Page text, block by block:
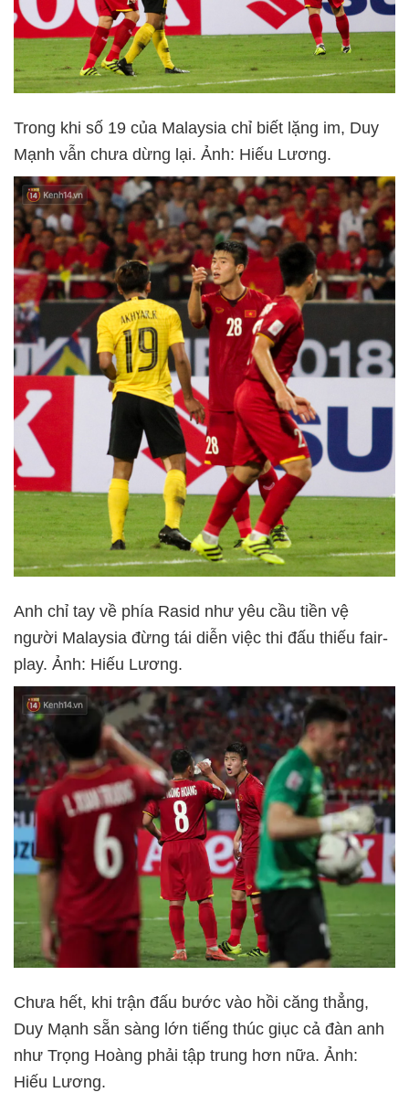
Trong khi số 19 của Malaysia chỉ biết lặng im, Duy
Mạnh vẫn chưa dừng lại. Ảnh: Hiếu Lương.
Anh chỉ tay về phía Rasid như yêu cầu tiền vệ
người Malaysia đừng tái diễn việc thi đấu thiếu fair-
play. Ảnh: Hiếu Lương.
Chưa hết, khi trận đấu bước vào hồi căng thẳng,
Duy Mạnh sẵn sàng lớn tiếng thúc giục cả đàn anh
như Trọng Hoàng phải tập trung hơn nữa. Ảnh:
Hiếu Lương.